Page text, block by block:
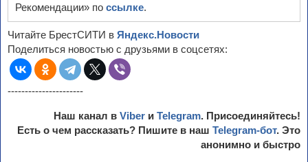
Рекомендации» по ссылке.
Читайте БрестСИТИ в Яндекс.Новости
Поделиться новостью с друзьями в соцсетях:
----------------------
Наш канал в Viber и Telegram. Присоединяйтесь!
Есть о чем рассказать? Пишите в наш Telegram-бот. Это
анонимно и быстро